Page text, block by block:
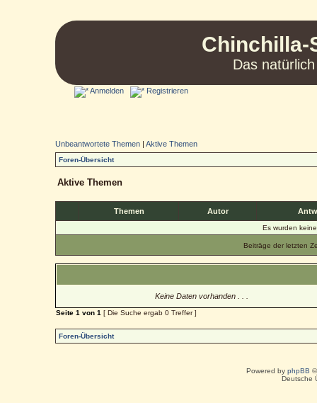
Chinchilla-
Das
Anmelden Registrieren
Unbeantwortete Themen |Aktive Themen
Foren-Übersicht
Aktive Themen
Themen Autor
Es wurden
Beiträge der letzten
Keine Daten vorhanden . . .
Seite1 von1 [ Die Suche ergab 0 Treffer ]
Foren-Übersicht
Powered by phpBB
Deutsche